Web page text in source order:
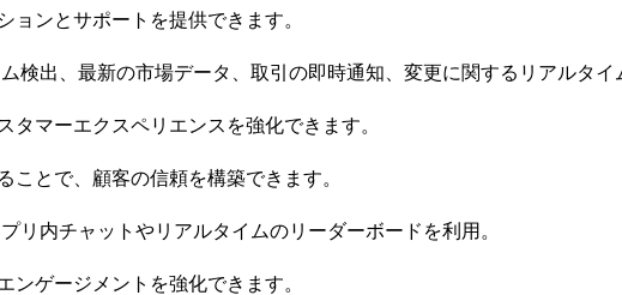
ョンとサポートを提供できます。
検出、最新の市場データ、取引の即時通知、変更に関するリアルタイ
マーエクスペリエンスを強化できます。
とで、顧客の信頼を構築できます。
リ内チャットやリアルタイムのリーダーボードを利用。
ンゲージメントを強化できます。